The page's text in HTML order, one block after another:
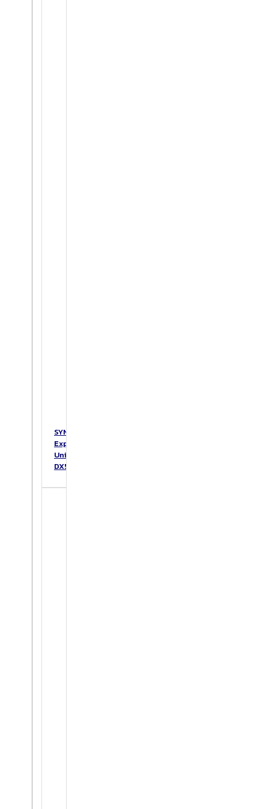
SYNOLOGY
Expansion
Unit
DX517